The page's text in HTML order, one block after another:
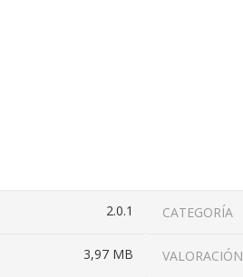
2.0.1 CATEGORÍA
3,97 MB VALORACIÓN